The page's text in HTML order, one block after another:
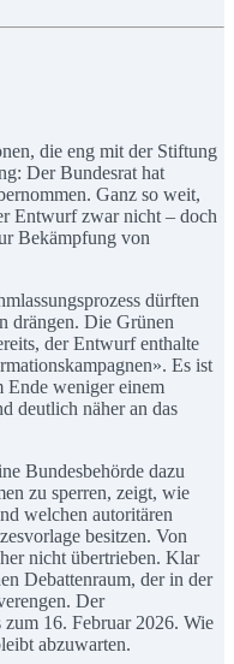
die eng mit der Stiftung
Der Bundesrat hat
Ganz so weit,
Entwurf zwar nicht – doch
Bekämpfung von
dürften
drängen. Die Grünen
der Entwurf enthalte
Es ist
Ende weniger einem
deutlich näher an das
Bundesbehörde dazu
zu sperren, zeigt, wie
welchen autoritären
besitzen. Von
nicht übertrieben. Klar
Debattenraum, der in der
Der
zum 16. Februar 2026. Wie
abzuwarten.